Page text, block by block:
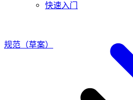
快速入门
规范（草案）